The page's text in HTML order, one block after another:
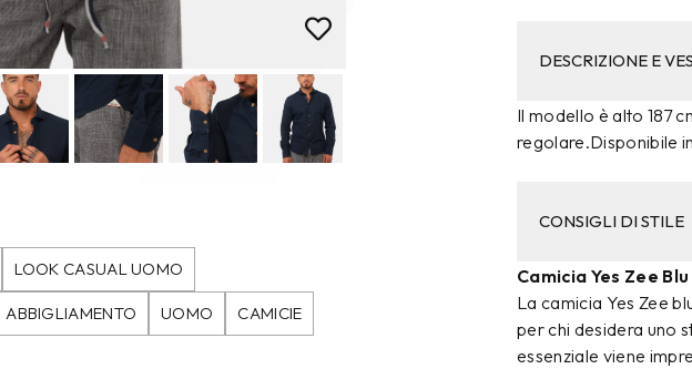
LOOK CASUAL UOMO
ABBIGLIAMENTO UOMO CAMICIE
DESCRIZIONE E
Il modello è alto 187
regolare.Disponibile
CONSIGLI DI STILE
Camicia Yes Zee
La camicia Yes Zee
per chi desidera uno
essenziale viene